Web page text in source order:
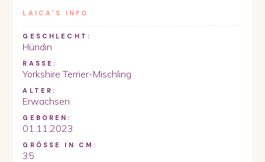
LAICA 'S INFO
GESCHLECHT:
Hündin
RASSE:
Yorkshire Terrier-Mischling
ALTER:
Erwachsen
GEBOREN:
01.11.2023
GRÖSSE IN CM:
35